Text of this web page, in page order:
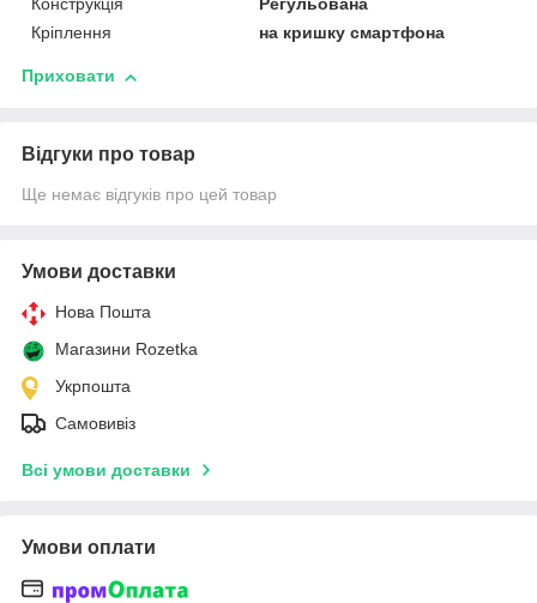
Конструкція
Регульована
Кріплення
на кришку смартфона
Приховати
Відгуки про товар
Ще немає відгуків про цей товар
Умови доставки
Нова Пошта
Магазини Rozetka
Укрпошта
Самовивіз
Всі умови доставки
Умови оплати